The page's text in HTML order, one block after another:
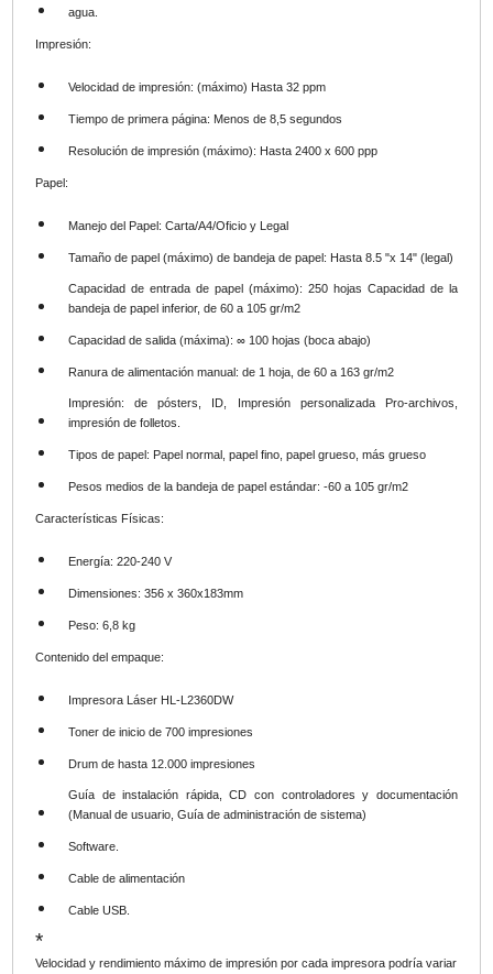
agua.
Impresión:
Velocidad de impresión: (máximo) Hasta 32 ppm
Tiempo de primera página: Menos de 8,5 segundos
Resolución de impresión (máximo): Hasta 2400 x 600 ppp
Papel:
Manejo del Papel:Carta/A4/Oficio y Legal
Tamaño de papel (máximo) de bandeja de papel: Hasta 8.5 "x 14" (legal)
Capacidad de entrada de papel (máximo): 250 hojas Capacidad de la
bandeja de papel inferior, de 60 a 105 gr/m2
Capacidad de salida (máxima): ∞ 100 hojas (boca abajo)
Ranura de alimentación manual: de 1 hoja, de 60 a 163 gr/m2
Impresión: de pósters, ID, Impresión personalizada Pro-archivos,
impresión de folletos.
Tipos de papel: Papel normal, papel fino, papel grueso, más grueso
Pesos medios de la bandeja de papel estándar: -60 a 105 gr/m2
Características Físicas:
Energía:220-240 V
Dimensiones: 356 x 360x183mm
Peso: 6,8 kg
Contenido del empaque:
Impresora Láser HL-L2360DW
Toner de inicio de 700 impresiones
Drum de hasta 12.000 impresiones
Guía de instalación rápida, CD con controladores y documentación
(Manual de usuario, Guía de administración de sistema)
Software.
Cable de alimentación
Cable USB.
*
Velocidad y rendimiento máximo de impresión por cada impresora podría variar